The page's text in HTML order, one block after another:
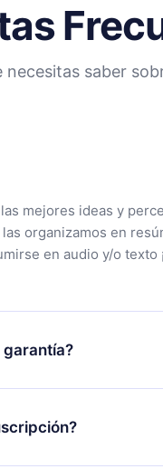
necesitas saber
mejores ideas y
organizamos en
en audio y/o texto
garantía?
y comenzar a
nuestra plataforma,